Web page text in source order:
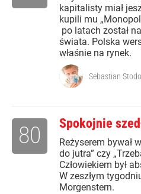
kapitalisty miał
kupili mu
po latach został
świata. Polska
właśnie na rynek.
Sebastian
Spokojnie
Reżyserem bywał
do jutra” czy
Człowiekiem był
W zeszłym
Morgenstern.
80